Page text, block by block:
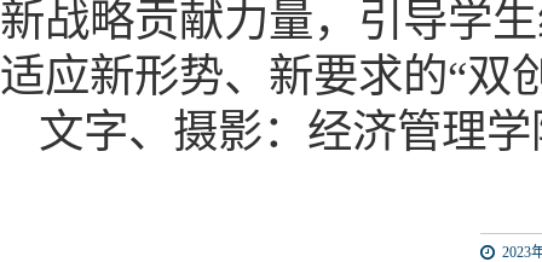
新战略贡献力量，引导学
适应新形势、新要求的“双
文字、摄影： 经济管理学
2023